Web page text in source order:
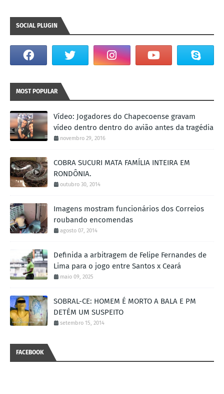
SOCIAL PLUGIN
MOST POPULAR
Vídeo: Jogadores do Chapecoense gravam
vídeo dentro dentro do avião antes da tragédia
novembro 29, 2016
COBRA SUCURI MATA FAMÍLIA INTEIRA EM
RONDÔNIA.
outubro 30, 2014
Imagens mostram funcionários dos Correios
roubando encomendas
agosto 07, 2014
Definida a arbitragem de Felipe Fernandes de
Lima para o jogo entre Santos x Ceará
maio 09, 2025
SOBRAL-CE: HOMEM É MORTO A BALA E PM
DETÉM UM SUSPEITO
setembro 15, 2014
FACEBOOK